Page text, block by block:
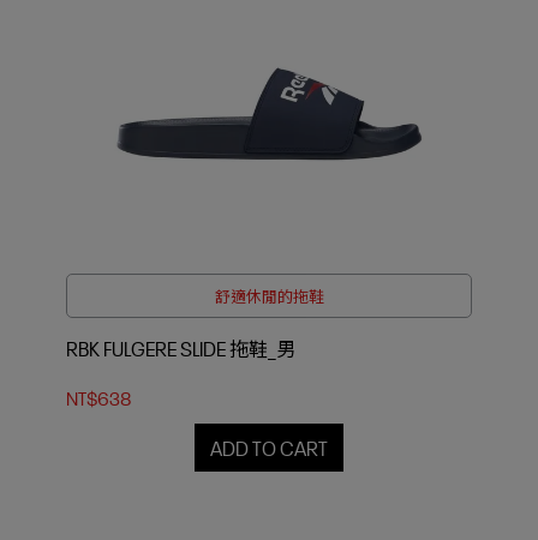
舒適休閒的拖鞋
RBK FULGERE SLIDE 拖鞋_男
NT$638
ADD TO CART